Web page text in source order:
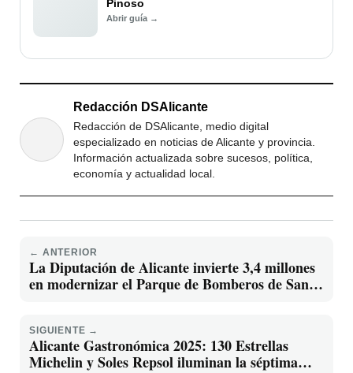
Pinoso
Abrir guía →
Redacción DSAlicante
Redacción de DSAlicante, medio digital
especializado en noticias de Alicante y provincia.
Información actualizada sobre sucesos, política,
economía y actualidad local.
← ANTERIOR
La Diputación de Alicante invierte 3,4 millones
en modernizar el Parque de Bomberos de Sant
SIGUIENTE →
Alicante Gastronómica 2025: 130 Estrellas
Michelin y Soles Repsol iluminan la séptima